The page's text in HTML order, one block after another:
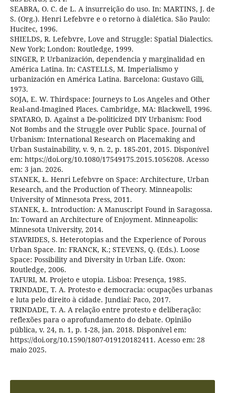
SEABRA, O. C. de L. A insurreição do uso. In: MARTINS, J. de
S. (Org.). Henri Lefebvre e o retorno à dialética. São Paulo:
Hucitec, 1996.
SHIELDS, R. Lefebvre, Love and Struggle: Spatial Dialectics.
New York; London: Routledge, 1999.
SINGER, P. Urbanización, dependencia y marginalidad en
América Latina. In: CASTELLS, M. Imperialismo y
urbanización en América Latina. Barcelona: Gustavo Gili,
1973.
SOJA, E. W. Thirdspace: Journeys to Los Angeles and Other
Real-and-Imagined Places. Cambridge, MA: Blackwell, 1996.
SPATARO, D. Against a De-politicized DIY Urbanism: Food
Not Bombs and the Struggle over Public Space. Journal of
Urbanism: International Research on Placemaking and
Urban Sustainability, v. 9, n. 2, p. 185-201, 2015. Disponível
em: https://doi.org/10.1080/17549175.2015.1056208. Acesso
em: 3 jan. 2026.
STANEK, Ł. Henri Lefebvre on Space: Architecture, Urban
Research, and the Production of Theory. Minneapolis:
University of Minnesota Press, 2011.
STANEK, Ł. Introduction: A Manuscript Found in Saragossa.
In: Toward an Architecture of Enjoyment. Minneapolis:
Minnesota University, 2014.
STAVRIDES, S. Heterotopias and the Experience of Porous
Urban Space. In: FRANCK, K.; STEVENS, Q. (Eds.). Loose
Space: Possibility and Diversity in Urban Life. Oxon:
Routledge, 2006.
TAFURI, M. Projeto e utopia. Lisboa: Presença, 1985.
TRINDADE, T. A. Protesto e democracia: ocupações urbanas
e luta pelo direito à cidade. Jundiaí: Paco, 2017.
TRINDADE, T. A. A relação entre protesto e deliberação:
reflexões para o aprofundamento do debate. Opinião
pública, v. 24, n. 1, p. 1-28, jan. 2018. Disponível em:
https://doi.org/10.1590/1807-019120182411. Acesso em: 28
maio 2025.